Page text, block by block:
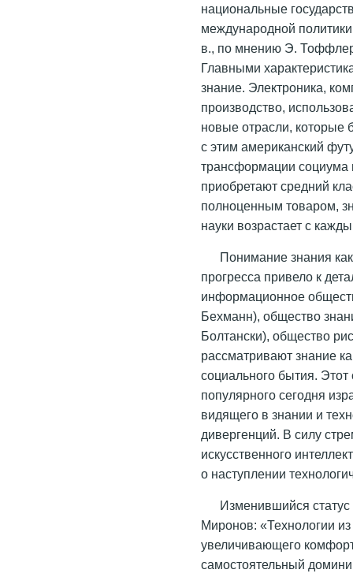
национальные
международной
в., по мнению Э.
Главными
знание. Электроника,
производство,
новые отрасли, которые
с этим американский
трансформации социума
приобретают средний
полноценным товаром,
науки возрастает с
Понимание знания
прогресса привело к
информационное
Бехманн), общество
Болтански), общество
рассматривают знание
социального бытия.
популярного сегодня
видящего в знании и
дивергенций. В силу
искусственного
о наступлении
Изменившийся
Миронов: «Технологии из
увеличивающего
самостоятельный